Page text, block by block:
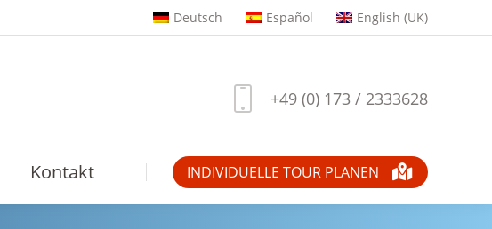
Deutsch Español English (UK)
+49 (0) 173 / 2333628
Kontakt INDIVIDUELLE TOUR PLANEN